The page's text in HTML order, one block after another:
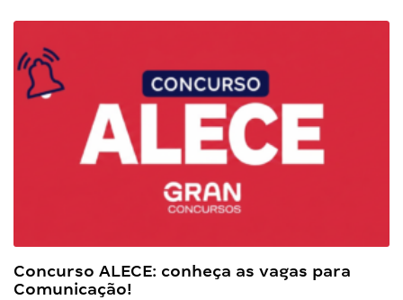
Concurso ALECE: conheça as vagas para
Comunicação!